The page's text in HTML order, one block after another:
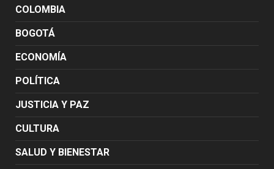
COLOMBIA
BOGOTÁ
ECONOMÍA
POLÍTICA
JUSTICIA Y PAZ
CULTURA
SALUD Y BIENESTAR